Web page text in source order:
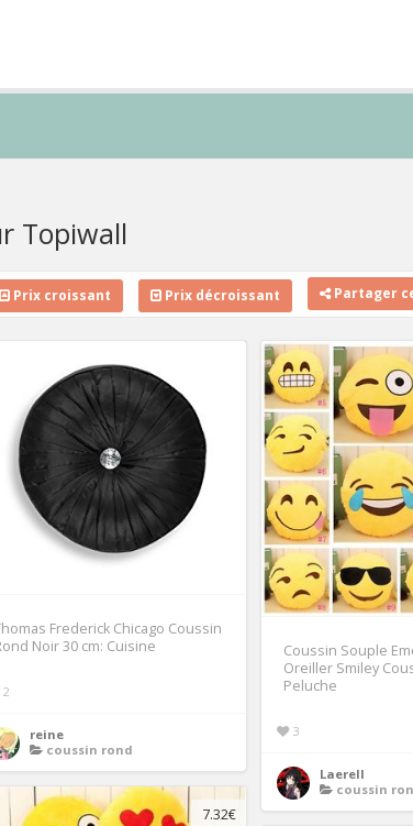
Topiwall
Prix croissant Prix décroissant Partager
Frederick Chicago Coussin
Noir 30 cm: Cuisine
2
reine
coussin rond
Coussin Souple
Oreiller Smiley
Peluche
3
Laerell
coussin
7.32€